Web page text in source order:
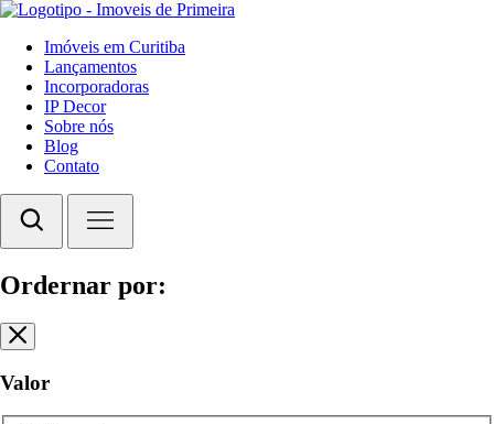
Imóveis em Curitiba
Lançamentos
Incorporadoras
IP Decor
Sobre nós
Blog
Contato
Ordernar por:
Valor